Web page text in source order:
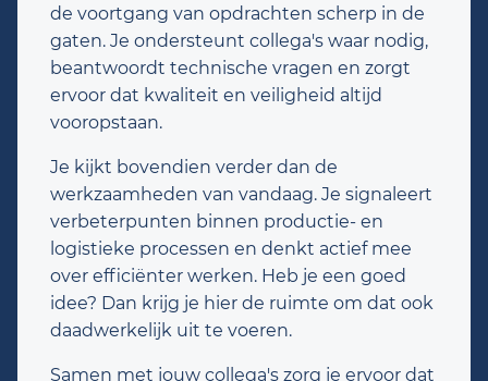
de voortgang van opdrachten scherp in de
gaten. Je ondersteunt collega's waar nodig,
beantwoordt technische vragen en zorgt
ervoor dat kwaliteit en veiligheid altijd
vooropstaan.
Je kijkt bovendien verder dan de
werkzaamheden van vandaag. Je signaleert
verbeterpunten binnen productie- en
logistieke processen en denkt actief mee
over efficiënter werken. Heb je een goed
idee? Dan krijg je hier de ruimte om dat ook
daadwerkelijk uit te voeren.
Samen met jouw collega's zorg je ervoor dat